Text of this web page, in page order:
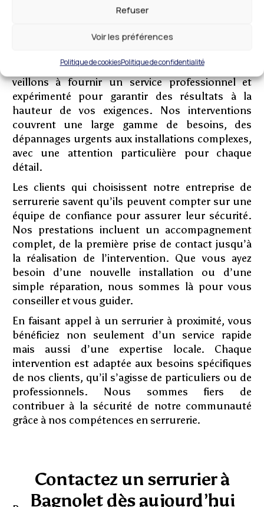
Refuser
Voir les préférences
Politique de cookiesPolitique de confidentialité
être certain de bénéficier d’un service de qualité.
conçus pour répondre à vos attentes en toute
Votre satisfaction est notre priorité. Nous
veillons à fournir un service professionnel et
expérimenté pour garantir des résultats à la
hauteur de vos exigences. Nos interventions
couvrent une large gamme de besoins, des
dépannages urgents aux installations complexes,
avec une attention particulière pour chaque
détail.
Les clients qui choisissent notre entreprise de
serrurerie savent qu’ils peuvent compter sur une
équipe de confiance pour assurer leur sécurité.
Nos prestations incluent un accompagnement
complet, de la première prise de contact jusqu’à
la réalisation de l’intervention. Que vous ayez
besoin d’une nouvelle installation ou d’une
simple réparation, nous sommes là pour vous
conseiller et vous guider.
En faisant appel à un serrurier à proximité, vous
bénéficiez non seulement d’un service rapide
mais aussi d’une expertise locale. Chaque
intervention est adaptée aux besoins spécifiques
de nos clients, qu’il s’agisse de particuliers ou de
professionnels. Nous sommes fiers de
contribuer à la sécurité de notre communauté
grâce à nos compétences en serrurerie.
Contactez un serrurier à
Bagnolet dès aujourd’hui